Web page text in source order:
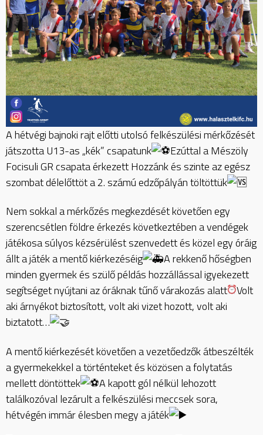
A hétvégi bajnoki rajt előtti utolsó felkészülési mérkőzését
játszotta U13-as „kék” csapatunk
Ezúttal a Mészöly
Focisuli GR csapata érkezett Hozzánk és szinte az egész
szombat délelőttöt a 2. számú edzőpályán töltöttük
Nem sokkal a mérkőzés megkezdését követően egy
szerencsétlen földre érkezés következtében a vendégek
játékosa súlyos kézsérülést szenvedett és közel egy óráig
állt a játék a mentőkiérkezéséig
A rekkenő hőségben
minden gyermek és szülő példás hozzállással igyekezett
segítséget nyújtani az óráknak tűnő várakozás alatt Volt
aki árnyékot biztosított, volt aki vizet hozott, volt aki
biztatott…
A mentő kiérkezését követően a vezetőedzők átbeszélték
a gyermekekkel a történteket és közösen a folytatás
mellett döntöttek
A kapott gól nélkül lehozott
találkozóval lezárult a felkészülési meccsek sora,
hétvégén immár élesben megy a játék